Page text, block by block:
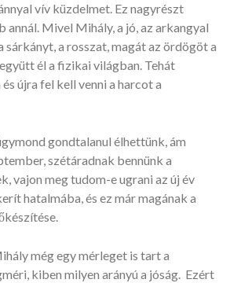
vív küzdelmet. Ez nagyrészt
annál. Mivel Mihály, a jó, az arkangyal
sárkányt, a rosszat, magát az ördögöt a
él a fizikai világban. Tehát
újra fel kell venni a harcot a
gondtalanul élhettünk, ám
szétáradnak bennünk a
vajon meg tudom-e ugrani az új év
hatalmába, és ez már magának a
még egy mérleget is tart a
kiben milyen arányú a jóság. Ezért